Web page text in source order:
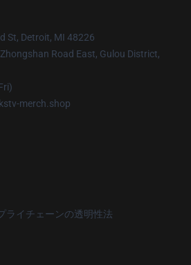
St, Detroit, MI 48226
Road East, Gulou District,
merch.shop
ライチェーンの透明性法